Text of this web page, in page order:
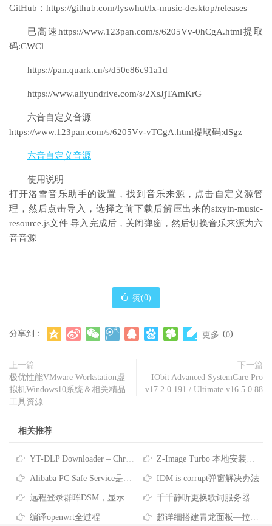
GitHub：https://github.com/lyswhut/lx-music-desktop/releases
已高速https://www.123pan.com/s/6205Vv-0hCgA.html提取
码:CWCl
https://pan.quark.cn/s/d50e86c91a1d
https://www.aliyundrive.com/s/2XsJjTAmKrG
六音自定义音源
https://www.123pan.com/s/6205Vv-vTCgA.html提取码:dSgz
六音自定义音源
使用说明
打开洛雪音乐助手的设置，找到音乐来源，点击自定义源管
理，然后点击导入，选择之前下载后解压出来的sixyin-music-
resource.js文件 导入完成后，关闭弹窗，然后切换音乐来源为六
音音源
赞(0)
分享到： 更多 (0)
上一篇
极优性能VMware Workstation虚
拟机Windows10系统＆相关精品
工具资源
下一篇
IObit Advanced SystemCare Pro
v17.2.0.191 / Ultimate v16.5.0.88
相关推荐
YT-DLP Downloader – Chrome 扩展插件-原创 Z-Image Turbo 本地安装教程！最近非常火的文生图AI模型，支持反审查
Alibaba PC Safe Service是什么软件-彻底删除Alibaba PC Safe Service的方法 IDM is corrupt弹窗解决办法
远程登录群晖DSM，显示“您没有权限使用本项服务” 千千静听更换歌词服务器的方法
编译openwrt全过程 超详细搭建青龙面板—拉取京东脚本、任务筛选、京东脚本库分享